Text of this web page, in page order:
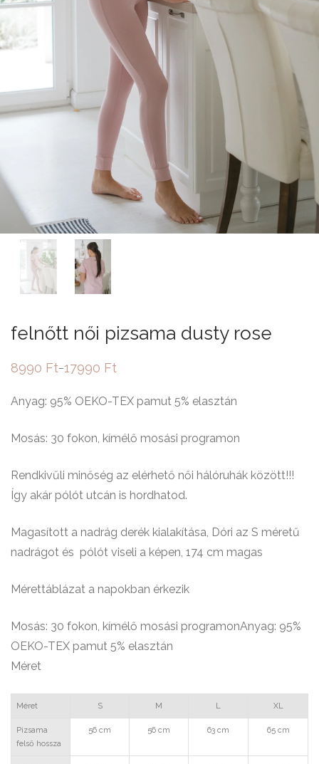
felnőtt női pizsama dusty rose
8990 Ft–17990 Ft
Ártartomány:
17990 Ft
Anyag: 95% OEKO-TEX pamut 5% elasztán
Mosás: 30 fokon, kímélő mosási programon
Rendkivűli minőség az elérhető női hálóruhák között!!!
Így akár pólót utcán is hordhatod.
Magasított a nadrág derék kialakítása, Dóri az S méretű
nadrágot és pólót viseli a képen, 174 cm magas
Mérettáblázat a napokban érkezik
Mosás: 30 fokon, kímélő mosási programonAnyag: 95%
OEKO-TEX pamut 5% elasztán
Méret
Méret S M L XL
Pizsama
felső hossza
56 cm 56 cm 63 cm 65 cm